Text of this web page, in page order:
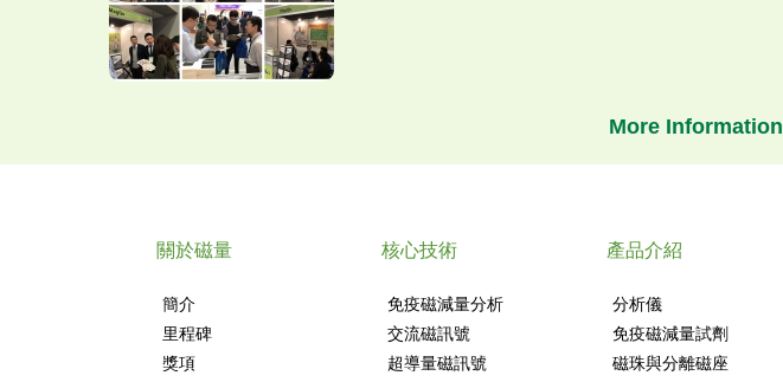
More Information
關於磁量
簡介
里程碑
獎項
核心技術
免疫磁減量分析
交流磁訊號
超導量磁訊號
產品介紹
分析儀
免疫磁減量試劑
磁珠與分離磁座